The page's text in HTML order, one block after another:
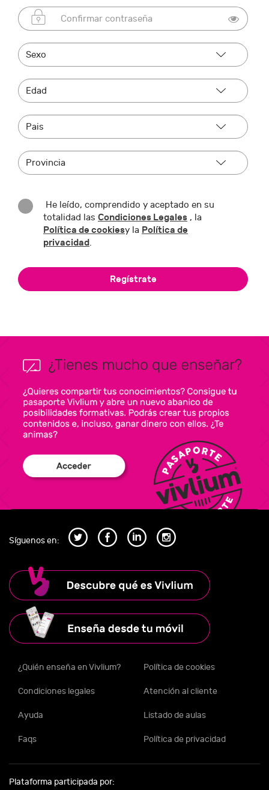
He leído, comprendido y aceptado en su
totalidad las Condiciones Legales , la
Política de cookiesy la Política de
privacidad.
Síguenos en:
¿Quién enseña en Vivlium? Política de cookies
Condiciones legales Atención al cliente
Ayuda Listado de aulas
Faqs Política de privacidad
Plataforma participada por: